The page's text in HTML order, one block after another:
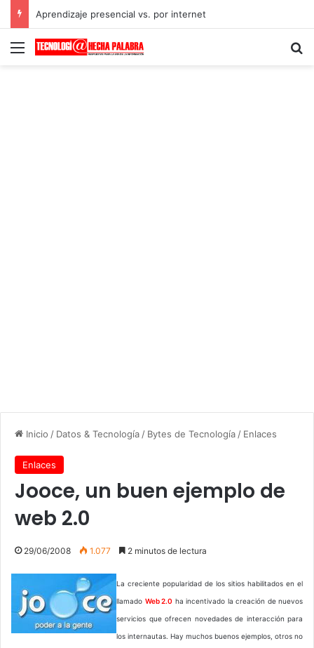
Aprendizaje presencial vs. por internet
Menú
Inicio / Datos & Tecnología / Bytes de Tecnología / Enlaces
Enlaces
Jooce, un buen ejemplo de
web 2.0
29/06/2008 1.077 2 minutos de lectura
La creciente popularidad de los sitios habilitados en el
llamado Web 2.0 ha incentivado la creación de nuevos
servicios que ofrecen novedades de interacción para
los internautas. Hay muchos buenos ejemplos, otros no